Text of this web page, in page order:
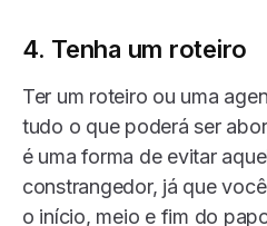
4. Tenha um roteiro
Ter um roteiro ou uma
tudo o que poderá ser
é uma forma de evitar
constrangedor, já que
o início, meio e fim do